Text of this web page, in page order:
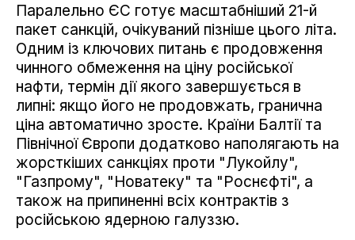
Паралельно ЄС готує масштабніший 21-й
пакет санкцій, очікуваний пізніше цього літа.
Одним із ключових питань є продовження
чинного обмеження на ціну російської
нафти, термін дії якого завершується в
липні: якщо його не продовжать, гранична
ціна автоматично зросте. Країни Балтії та
Північної Європи додатково наполягають на
жорсткіших санкціях проти "Лукойлу",
"Газпрому", "Новатеку" та "Роснєфті", а
також на припиненні всіх контрактів з
російською ядерною галуззю.